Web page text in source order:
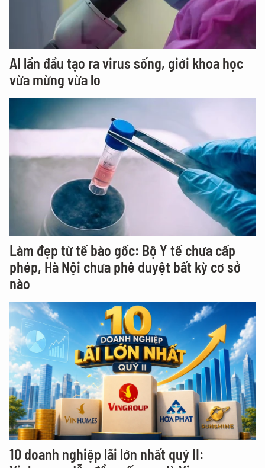
AI lần đầu tạo ra virus sống, giới khoa học
vừa mừng vừa lo
Làm đẹp từ tế bào gốc: Bộ Y tế chưa cấp
phép, Hà Nội chưa phê duyệt bất kỳ cơ sở
nào
10 doanh nghiệp lãi lớn nhất quý II: